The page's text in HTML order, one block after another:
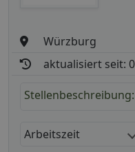
Würzburg
aktualisiert seit:
Stellenbeschreibung:
Arbeitszeit